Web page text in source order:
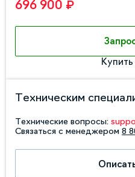
696 900 ₽
Купить
Техническим
Технические вопросы:
Связаться с менеджером 8